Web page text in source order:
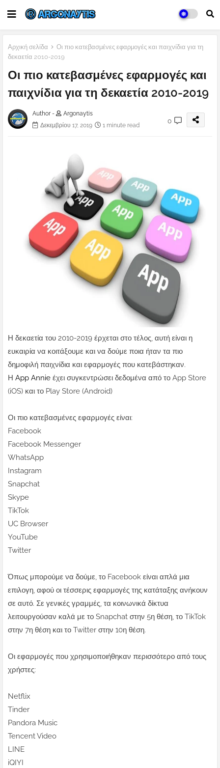
Αρχική σελίδα
Οι πιο κατεβασμένες εφαρμογές και παιχνίδια για τη
δεκαετία 2010-2019
Οι πιο κατεβασμένες εφαρμογές και
παιχνίδια για τη δεκαετία 2010-2019
Author -
Argonaytis
Δεκεμβρίου 17, 2019
1 minute read
0
Η δεκαετία του 2010-2019 έρχεται στο τέλος, αυτή είναι η
ευκαιρία να κοιτάξουμε και να δούμε ποια ήταν τα πιο
δημοφιλή παιχνίδια και εφαρμογές που κατεβάστηκαν.
Η App Annie έχει συγκεντρώσει δεδομένα από το App Store
(iOS) και το Play Store (Android)
Οι πιο κατεβασμένες εφαρμογές είναι:
Facebook
Facebook Messenger
WhatsApp
Instagram
Snapchat
Skype
TikTok
UC Browser
YouTube
Twitter
Όπως μπορούμε να δούμε, το Facebook είναι απλά μια
επιλογη, αφού οι τέσσερις εφαρμογές της κατάταξης ανήκουν
σε αυτό. Σε γενικές γραμμές, τα κοινωνικά δίκτυα
λειτουργούσαν καλά με το Snapchat στην 5η θέση, το TikTok
στην 7η θέση και το Twitter στην 10η θέση.
Οι εφαρμογές που χρησιμοποιήθηκαν περισσότερο από τους
χρήστες:
Netflix
Tinder
Pandora Music
Tencent Video
LINE
iQIYI